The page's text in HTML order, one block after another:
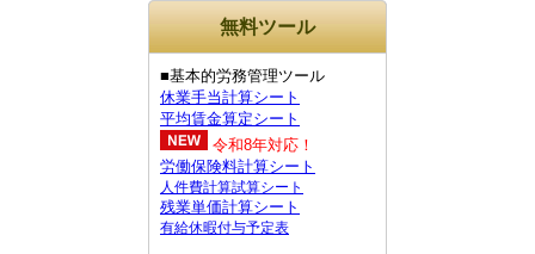
無料ツール
■基本的労務管理ツール
休業手当計算シート
平均賃金算定シート
令和8年対応！
労働保険料計算シート
人件費計算試算シート
残業単価計算シート
有給休暇付与予定表